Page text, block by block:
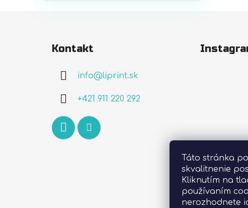
Táto stránka
skvalitnenie
Kliknutím na
používaním
nerozhodnete
Kontakt
info@liprint.sk
+421 911 220 292